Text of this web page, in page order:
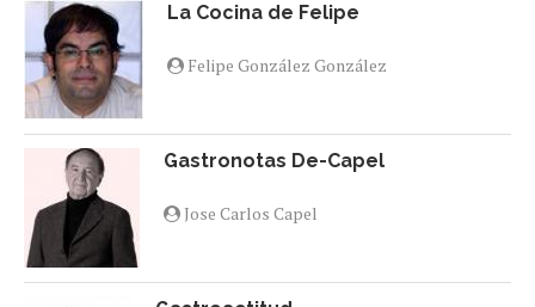
La Cocina de Felipe
Felipe González González
Gastronotas De-Capel
Jose Carlos Capel